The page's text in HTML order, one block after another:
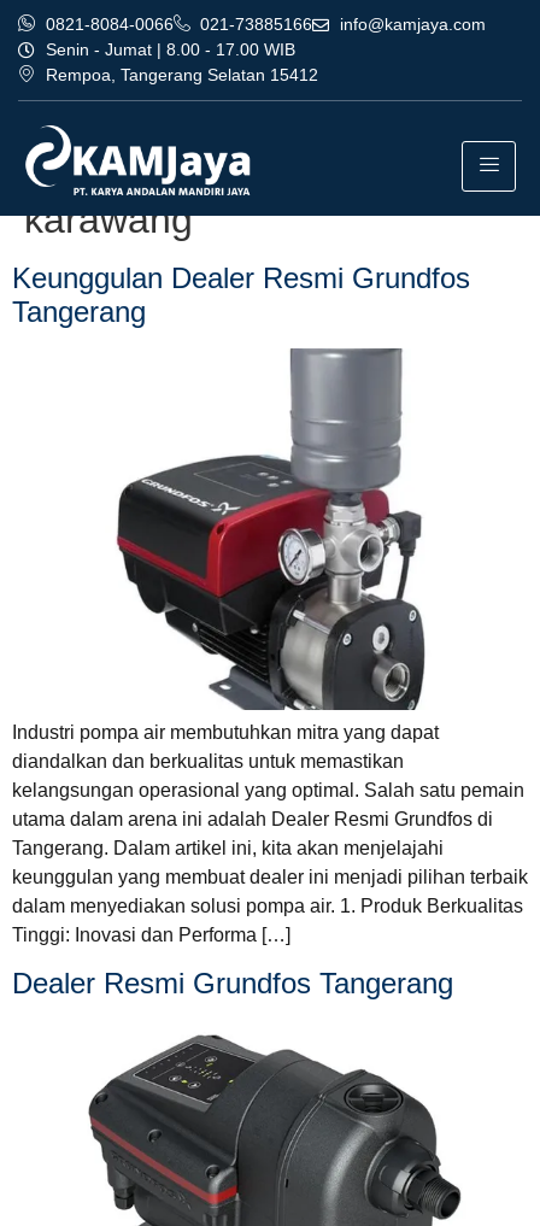
0821-8084-0066 021-73885166
info@kamjaya.com
Senin - Jumat | 8.00 - 17.00 WIB
Rempoa, Tangerang Selatan 15412
Tag:
tangerang terpercaya
karawang
Keunggulan Dealer Resmi Grundfos
Tangerang
Industri pompa air membutuhkan mitra yang dapat
diandalkan dan berkualitas untuk memastikan
kelangsungan operasional yang optimal. Salah satu pemain
utama dalam arena ini adalah Dealer Resmi Grundfos di
Tangerang. Dalam artikel ini, kita akan menjelajahi
keunggulan yang membuat dealer ini menjadi pilihan terbaik
dalam menyediakan solusi pompa air. 1. Produk Berkualitas
Tinggi: Inovasi dan Performa […]
Dealer Resmi Grundfos Tangerang